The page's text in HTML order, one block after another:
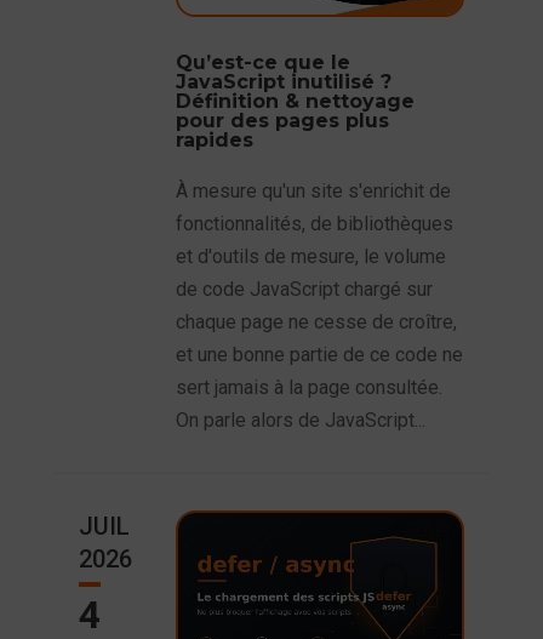
Qu’est-ce que le
JavaScript inutilisé ?
Définition & nettoyage
pour des pages plus
rapides
À mesure qu'un site s'enrichit de
fonctionnalités, de bibliothèques
et d'outils de mesure, le volume
de code JavaScript chargé sur
chaque page ne cesse de croître,
et une bonne partie de ce code ne
sert jamais à la page consultée.
On parle alors de JavaScript...
JUIL
2026
4